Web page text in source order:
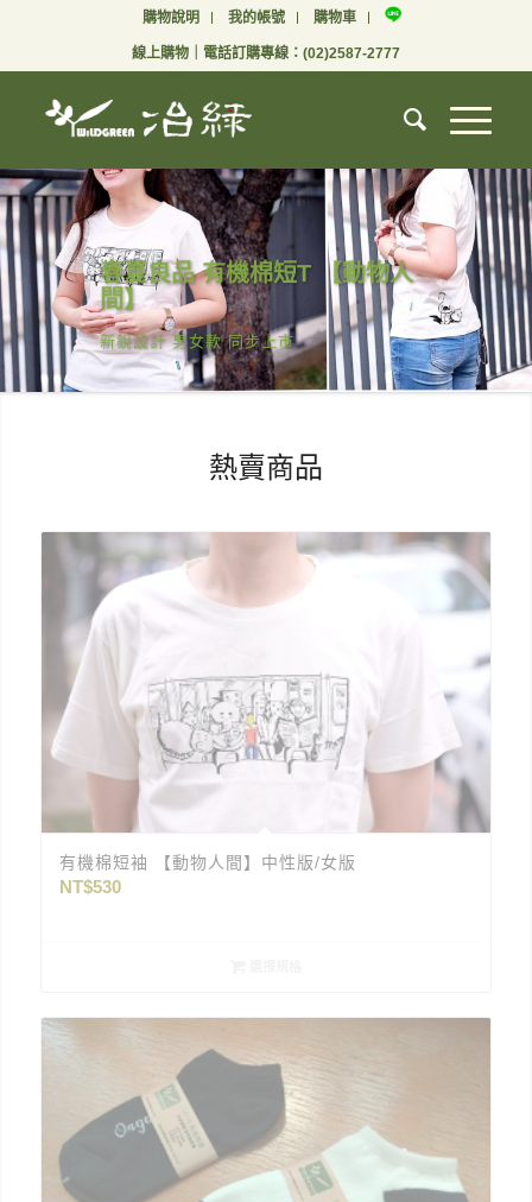
購物說明 我的帳號 購物車
線上購物｜電話訂購專線： (02)2587-2777
春夏良品 有機棉短T 【動物人
間】
新銳設計 男女款 同步上市
熱賣商品
有機棉短袖 【動物人間】中性版/女版
NT$530